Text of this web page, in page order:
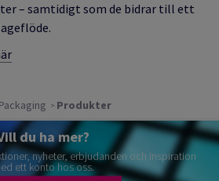
– samtidigt som de bidrar till ett
Packaging Produkter
du ha mer?
nyheter, erbjudanden och inspiration
ett konto hos oss.